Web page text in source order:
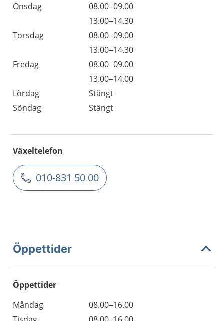
Onsdag
08.00–09.00
13.00–14.30
Torsdag
08.00–09.00
13.00–14.30
Fredag
08.00–09.00
13.00–14.00
Lördag
Stängt
Söndag
Stängt
Växeltelefon
010-831 50 00
Öppettider
Öppettider
Dag
Öppettider
Kommentarer
Måndag
08.00–16.00